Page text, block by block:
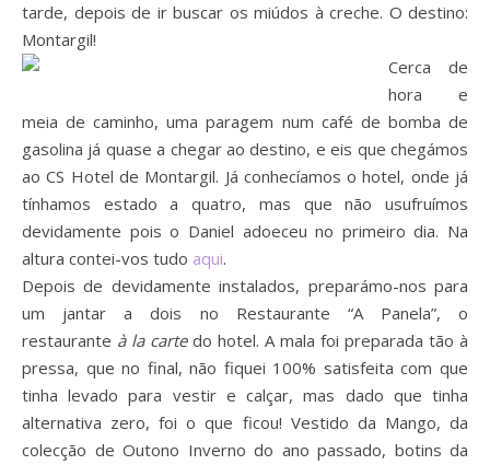
tarde, depois de ir buscar os miúdos à creche. O destino:
Montargil!
Cerca de
hora e
meia de caminho, uma paragem num café de bomba de
gasolina já quase a chegar ao destino, e eis que chegámos
ao CS Hotel de Montargil. Já conhecíamos o hotel, onde já
tínhamos estado a quatro, mas que não usufruímos
devidamente pois o Daniel adoeceu no primeiro dia. Na
altura contei-vos tudo aqui.
Depois de devidamente instalados, preparámo-nos para
um jantar a dois no Restaurante “A Panela”, o
restaurante à la cartedo hotel. A mala foi preparada tão à
pressa, que no final, não fiquei 100% satisfeita com que
tinha levado para vestir e calçar, mas dado que tinha
alternativa zero, foi o que ficou! Vestido da Mango, da
colecção de Outono Inverno do ano passado, botins da